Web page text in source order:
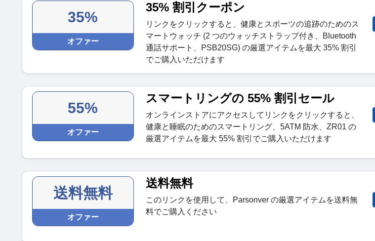
35%
オファー
35% 割引クーポン
リンクをクリックすると、健康とスポーツの追跡のためのス
マートウォッチ (2 つのウォッチストラップ付き、Bluetooth
通話サポート、PSB20SG) の厳選アイテムを最大 35% 割引
でご購入いただけます
55%
オファー
スマートリングの 55% 割引セール
オンラインストアにアクセスしてリンクをクリックすると、
健康と睡眠のためのスマートリング、5ATM 防水、ZR01 の
厳選アイテムを最大 55% 割引でご購入いただけます
送料無料
オファー
送料無料
このリンクを使用して、Parsonver の厳選アイテムを送料無
料でご購入ください